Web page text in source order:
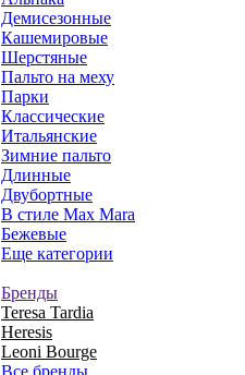
Демисезонные
Кашемировые
Шерстяные
Пальто на меху
Парки
Классические
Итальянские
Зимние пальто
Длинные
Двубортные
В стиле Max Mara
Бежевые
Еще категории
Бренды
Teresa Tardia
Heresis
Leoni Bourge
Все бренды